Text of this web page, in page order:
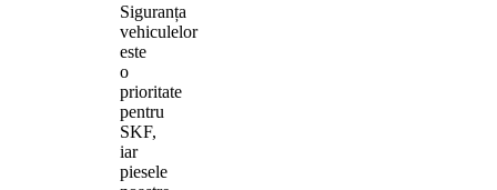
Siguranța
vehiculelor
este
o
prioritate
pentru
SKF,
iar
piesele